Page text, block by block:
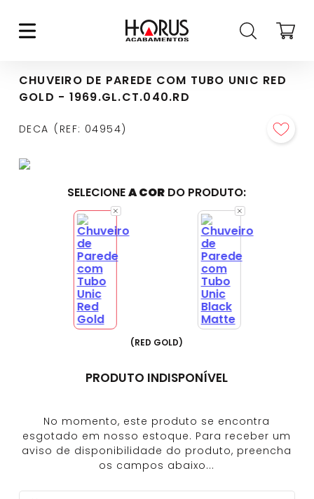
CHUVEIRO DE PAREDE COM TUBO UNIC RED
GOLD - 1969.GL.CT.040.RD
DECA REF: 04954
SELECIONEA COR DO PRODUTO:
(RED GOLD)
PRODUTO INDISPONÍVEL